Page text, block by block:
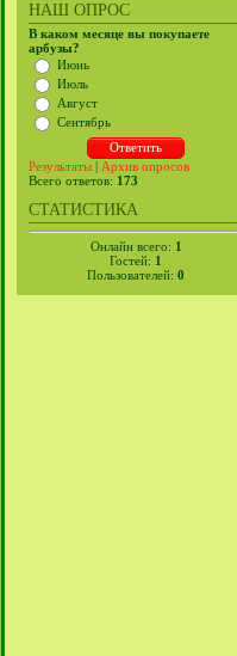
НАШ ОПРОС
В каком месяце вы покупаете
арбузы?
Июнь
Июль
Август
Сентябрь
Результаты | Архив опросов
Всего ответов: 173
СТАТИСТИКА
Онлайн всего: 1
Гостей: 1
Пользователей: 0